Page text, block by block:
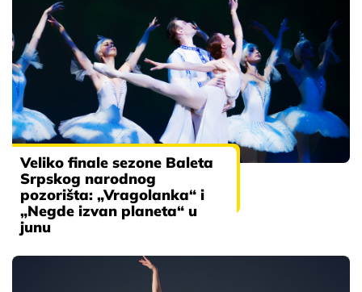
Veliko finale sezone Baleta
Srpskog narodnog
pozorišta: „Vragolanka“ i
„Negde izvan planeta“ u
junu